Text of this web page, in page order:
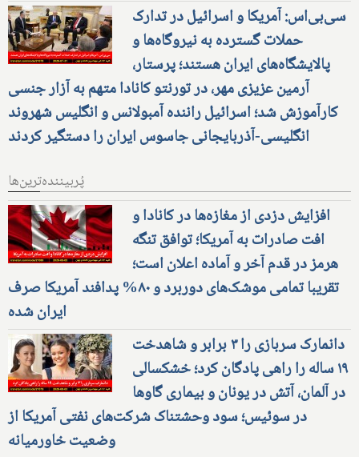
سی‌بی‌اس: آمریکا و اسرائیل در تدارک
حملات گسترده به نیروگاه‌ها و
پالایشگاه‌های ایران هستند؛ پرستار،
آرمین عزیزی مهر، در تورنتو کانادا متهم به آزار جنسی
کارآموزش شد؛ اسرائیل راننده آمبولانس و انگلیس شهروند
انگلیسی-آذربایجانی جاسوس ایران را دستگیر کردند
پُربیننده‌ترین‌ها
افزایش دزدی از مغازه‌ها در کانادا و
افت صادرات به آمریکا؛ توافق تنگه
هرمز در قدم آخر و آماده اعلان است؛
تقریبا تمامی موشک‌های دوربرد و ۸۰% پدافند آمریکا صرف
ایران شده
دانمارک سربازی را ۳ برابر و شاهدخت
۱۹ ساله را راهی پادگان کرد؛ خشکسالی
در آلمان، آتش در یونان و بیماری گاوها
در سوئیس؛ سود وحشتناک شرکت‌های نفتی آمریکا از
وضعیت خاورمیانه